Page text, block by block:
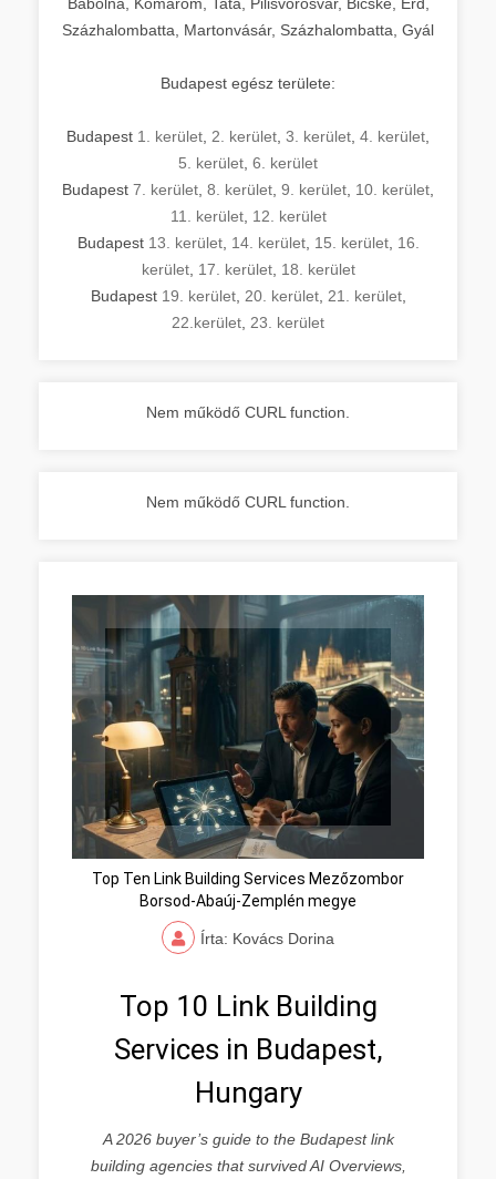
Százhalombatta, Martonvásár, Százhalombatta, Gyál
Budapest egész területe:
Budapest 1. kerület 2. kerület 3. kerület 4. kerület
5. kerület 6. kerület
Budapest 7. kerület 8. kerület 9. kerület 10. kerület
11. kerület, 12. kerület
Budapest 13. kerület, 14. kerület, 15. kerület, 16.
kerület, 17. kerület, 18. kerület
Budapest 19. kerület, 20. kerület, 21. kerület,
22.kerület 23. kerület
Nem működő CURL function.
Nem működő CURL function.
Top Ten Link Building Services Mezőzombor
Borsod-Abaúj-Zemplén megye
Írta: Kovács Dorina
Top 10 Link Building
Services in Budapest,
Hungary
A 2026 buyer’s guide to the Budapest link
building agencies that survived AI Overviews,